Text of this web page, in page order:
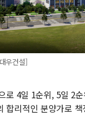
우건설]
로 4일 1순위, 5일 2
합리적인 분양가로